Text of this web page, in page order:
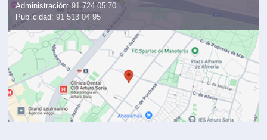
Administración: 91 724 05 70
Publicidad: 91 513 04 95